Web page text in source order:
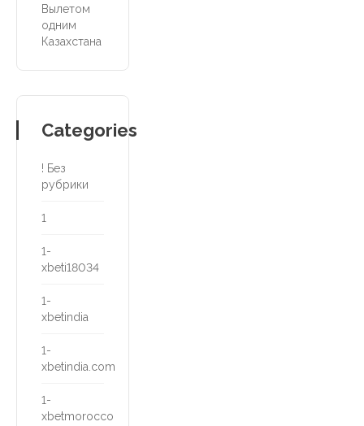
Вылетом
одним
Казахстана
Categories
! Без
рубрики
1
1-
xbeti18034
1-
xbetindia
1-
xbetindia.com
1-
xbetmorocco